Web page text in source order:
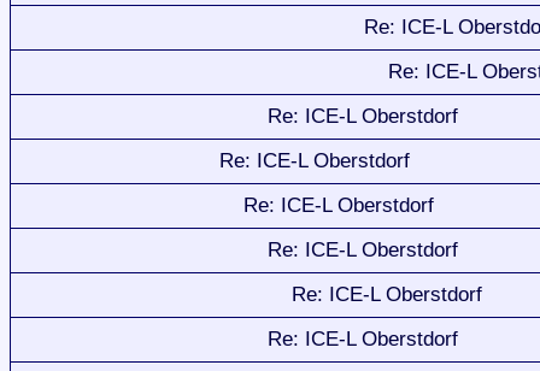
Re: ICE-L
Re: ICE-L
Re: ICE-L Oberstdorf
Re: ICE-L Oberstdorf
Re: ICE-L Oberstdorf
Re: ICE-L Oberstdorf
Re: ICE-L Oberstdorf
Re: ICE-L Oberstdorf